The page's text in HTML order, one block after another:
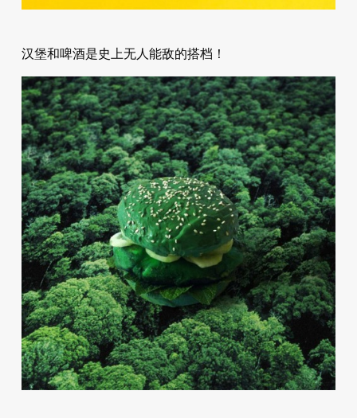
汉堡和啤酒是史上无人能敌的搭档！